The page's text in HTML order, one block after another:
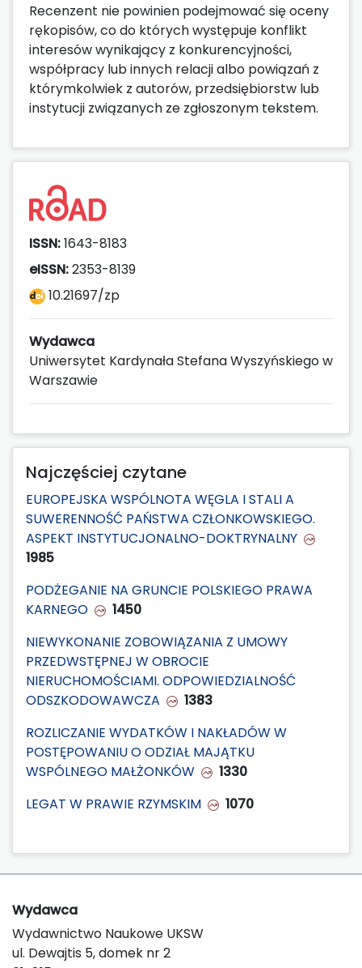
Recenzent nie powinien podejmować się oceny
rękopisów, co do których występuje konflikt
interesów wynikający z konkurencyjności,
współpracy lub innych relacji albo powiązań z
którymkolwiek z autorów, przedsiębiorstw lub
instytucji związanych ze zgłoszonym tekstem.
ISSN:1643-8183
eISSN:2353-8139
10.21697/zp
Wydawca
Uniwersytet Kardynała Stefana Wyszyńskiego w
Warszawie
Najczęściej czytane
EUROPEJSKA WSPÓLNOTA WĘGLA I STALI A
SUWERENNOŚĆ PAŃSTWA CZŁONKOWSKIEGO.
ASPEKT INSTYTUCJONALNO-DOKTRYNALNY
1985
PODŻEGANIE NA GRUNCIE POLSKIEGO PRAWA
KARNEGO
1450
NIEWYKONANIE ZOBOWIĄZANIA Z UMOWY
PRZEDWSTĘPNEJ W OBROCIE
NIERUCHOMOŚCIAMI. ODPOWIEDZIALNOŚĆ
ODSZKODOWAWCZA
1383
ROZLICZANIE WYDATKÓW I NAKŁADÓW W
POSTĘPOWANIU O ODZIAŁ MAJĄTKU
WSPÓLNEGO MAŁŻONKÓW
1330
LEGAT W PRAWIE RZYMSKIM
1070
Wydawca
Wydawnictwo Naukowe UKSW
ul. Dewajtis 5, domek nr 2